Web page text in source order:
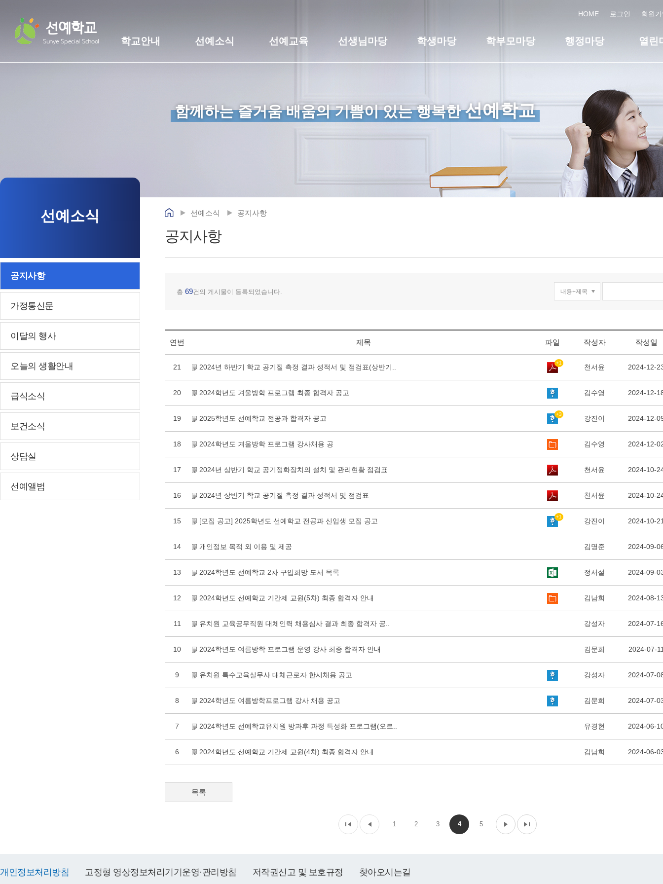
선예학교
Sunye Special School
HOME 로그인 회원
학교안내 선예소식 선예교육 선생님마당 학생마당 학부모마당 행정마당 열린
함께하는 즐거움 배움의 기쁨이 있는 행복한선예학교
선예소식
공지사항
가정통신문
이달의 행사
오늘의 생활안내
급식소식
보건소식
상담실
선예앨범
공지사항
선예소식 공지사항
총 69건의 게시물이 등록되었습니다.
연번 제목 파일 작성자 작성일
21 2024년 하반기 학교 공기질 측정 결과 성적서 및 점검표(상반기..
+1
천서윤 2024-12-
20 2024학년도 겨울방학 프로그램 최종 합격자 공고 김수영 2024-12-
19 2025학년도 선예학교 전공과 합격자 공고
+3
강진이 2024-12-
18 2024학년도 겨울방학 프로그램 강사채용 공 김수영 2024-12-
17 2024년 상반기 학교 공기정화장치의 설치 및 관리현황 점검표 천서윤 2024-10-
16 2024년 상반기 학교 공기질 측정 결과 성적서 및 점검표 천서윤 2024-10-
15 [모집 공고] 2025학년도 선예학교 전공과 신입생 모집 공고
+1
강진이 2024-10-
14 개인정보 목적 외 이용 및 제공 김명준 2024-09-
13 2024학년도 선예학교 2차 구입희망 도서 목록 정서설 2024-09-
12 2024학년도 선예학교 기간제 교원(5차) 최종 합격자 안내 김남희 2024-08-
11 유치원 교육공무직원 대체인력 채용심사 결과 최종 합격자 공.. 강성자 2024-07-
10 2024학년도 여름방학 프로그램 운영 강사 최종 합격자 안내 김문희 2024-07-
9 유치원 특수교육실무사 대체근로자 한시채용 공고 강성자 2024-07-
8 2024학년도 여름방학프로그램 강사 채용 공고 김문희 2024-07-
7 2024학년도 선예학교유치원 방과후 과정 특성화 프로그램(오르.. 유경현 2024-06-
6 2024학년도 선예학교 기간제 교원(4차) 최종 합격자 안내 김남희 2024-06-
목록
1 2 3 4 5
개인정보처리방침 고정형 영상정보처리기기운영·관리방침 저작권신고 및 보호규정 찾아오시는길